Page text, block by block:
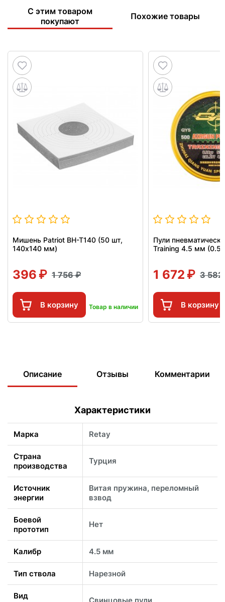
С этим товаром
покупают
Похожие товары
Мишень Patriot BH-T140 (50 шт,
140x140 мм)
396 1 756
В корзину Товар в наличии
Пули
Training 4.5 мм
1 672 3 582
В корзину
Описание Отзывы Комментарии
Характеристики
Марка Retay
Страна
производства
Турция
Источник
энергии
Витая пружина, переломный
взвод
Боевой
прототип
Нет
Калибр 4.5 мм
Тип ствола Нарезной
Вид